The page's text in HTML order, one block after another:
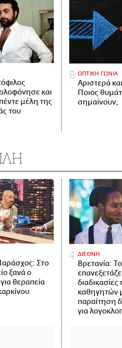
και
μέλη της
του
ΟΠΤΙΚΗ ΓΩΝΙΑ
Αριστερά
Ποιος
σημαίνουν;
Στο
ξανά ο
θεραπεία
ΔΙΕΘΝΗ
Βρετανία:
καθηγητών
παραίτηση
για